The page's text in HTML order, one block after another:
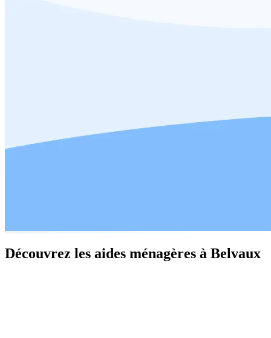
Découvrez les aides ménagères à Belvaux